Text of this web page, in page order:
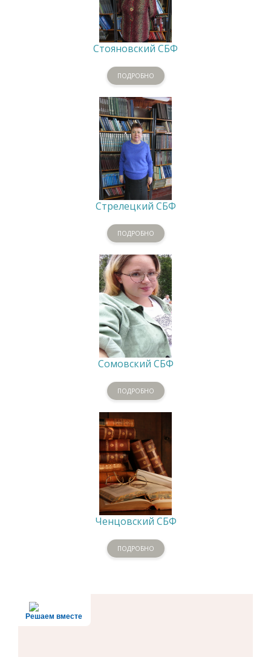
Стояновский СБФ
ПОДРОБНО
Стрелецкий СБФ
ПОДРОБНО
Сомовский СБФ
ПОДРОБНО
Ченцовский СБФ
ПОДРОБНО
Решаем вместе